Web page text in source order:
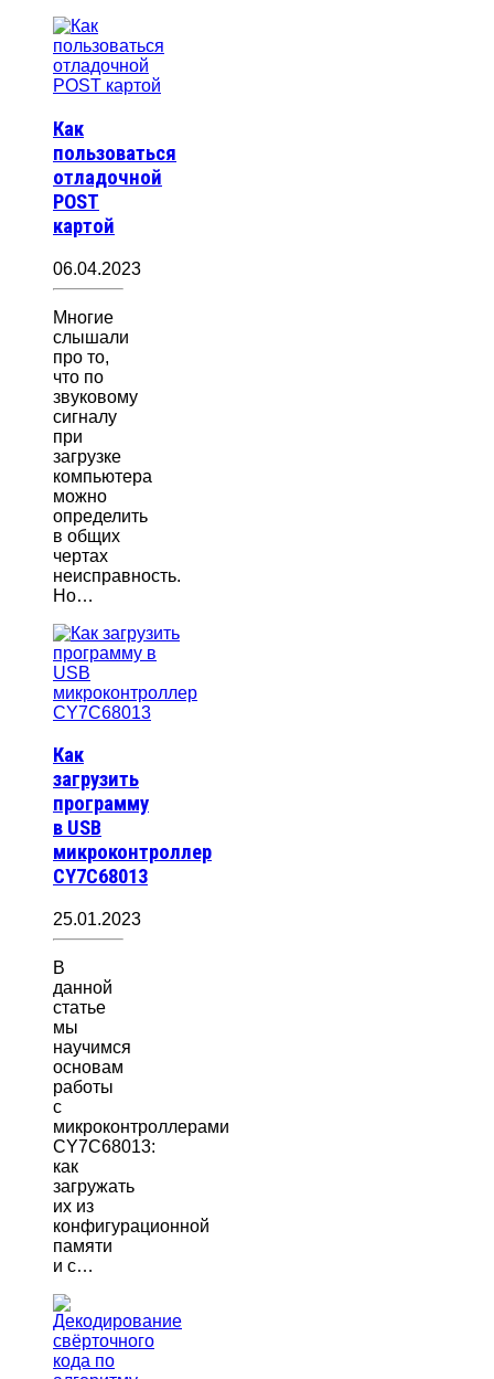
Как
пользоваться
отладочной
POST
картой
06.04.2023
Многие
слышали
про то,
что по
звуковому
сигналу
при
загрузке
компьютера
можно
определить
в общих
чертах
неисправность.
Но…
Как
загрузить
программу
в USB
микроконтроллер
CY7C68013
25.01.2023
В
данной
статье
мы
научимся
основам
работы
с
микроконтроллерами
CY7C68013:
как
загружать
их из
конфигурационной
памяти
и с…